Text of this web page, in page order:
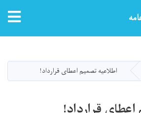
main
content
اطلاعیه تصمیم اعطای قرارداد!